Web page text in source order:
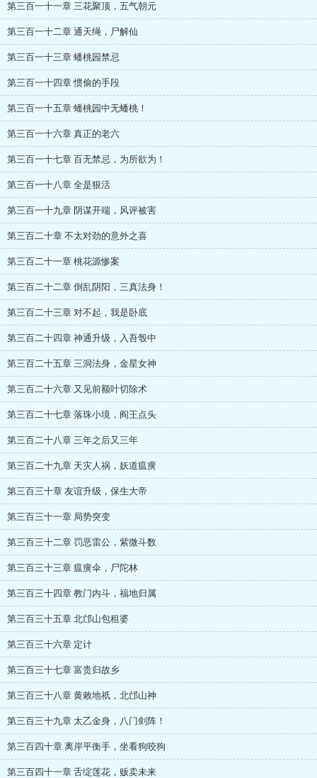
第三百一十一章 三花聚顶，五气朝元
第三百一十二章 通天绳，尸解仙
第三百一十三章 蟠桃园禁忌
第三百一十四章 惯偷的手段
第三百一十五章 蟠桃园中无蟠桃！
第三百一十六章 真正的老六
第三百一十七章 百无禁忌，为所欲为！
第三百一十八章 全是狠活
第三百一十九章 阴谋开端，风评被害
第三百二十章 不太对劲的意外之喜
第三百二十一章 桃花源惨案
第三百二十二章 倒乱阴阳，三真法身！
第三百二十三章 对不起，我是卧底
第三百二十四章 神通升级，入吾彀中
第三百二十五章 三洞法身，金星女神
第三百二十六章 又见前额叶切除术
第三百二十七章 落珠小境，阎王点头
第三百二十八章 三年之后又三年
第三百二十九章 天灾人祸，妖道瘟癀
第三百三十章 友谊升级，保生大帝
第三百三十一章 局势突变
第三百三十二章 罚恶雷公，紫微斗数
第三百三十三章 瘟癀伞，尸陀林
第三百三十四章 教门内斗，福地归属
第三百三十五章 北邙山包租婆
第三百三十六章 定计
第三百三十七章 富贵归故乡
第三百三十八章 黄敕地祇，北邙山神
第三百三十九章 太乙金身，八门剑阵！
第三百四十章 离岸平衡手，坐看狗咬狗
第三百四十一章 舌绽莲花，贩卖未来